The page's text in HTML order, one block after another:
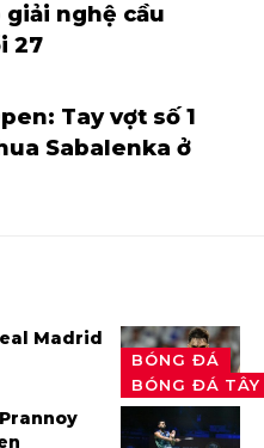
giải nghệ cầu
27
Tay vợt số 1
Sabalenka ở
BÓNG ĐÁ
BÓNG ĐÁ
Madrid